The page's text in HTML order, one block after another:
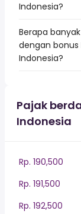
Indonesia?
Berapa
dengan bonus
Indonesia?
Pajak
Indonesia
Rp. 190,500
Rp. 191,500
Rp. 192,500